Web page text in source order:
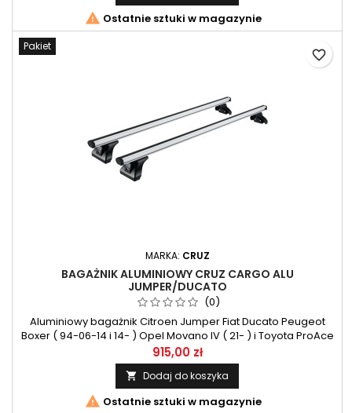
 Ostatnie sztuki w magazynie
Pakiet
MARKA: CRUZ
BAGAŻNIK ALUMINIOWY CRUZ CARGO ALU
JUMPER/DUCATO
(0)
Aluminiowy bagażnik Citroen Jumper Fiat Ducato Peugeot
Boxer ( 94-06-14 i 14- ) Opel Movano IV ( 21- ) i Toyota ProAce
MAX ( 24- ) , IVECO 2000-2014-2014- CRUZ Alu-Cargo AF2-158
915,00 zł
 Dodaj do koszyka
 Ostatnie sztuki w magazynie
favorite_border